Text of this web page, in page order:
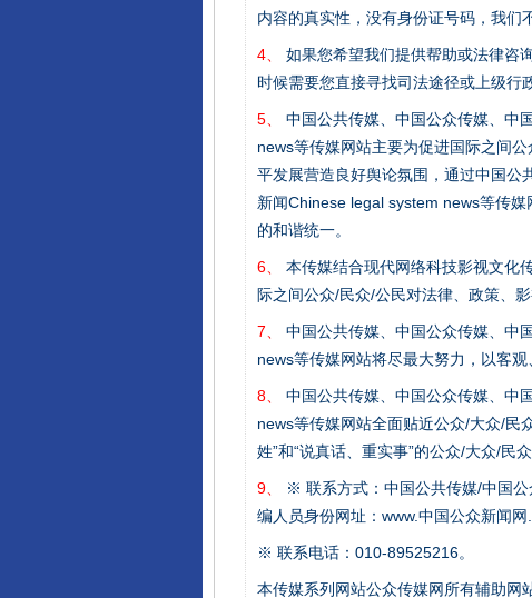
内容的真实性，没有身份证号码，我们
4、
如果您希望我们提供帮助或法律咨
时候需要您直接寻找司法途径或上级行
5、
中国公共传媒、中国公众传媒、中
news等传媒网站主要为促进国际之间
平发展营造良好舆论氛围，通过中国公
新闻Chinese legal system news等传
的和谐统一。
6、
本传媒结合现代网络科技影视文化
际之间公众/民众/公民对法律、政策、
7、
中国公共传媒、中国公众传媒、中
news等传媒网站将尽最大努力，以客
8、
中国公共传媒、中国公众传媒、中
news等传媒网站全面贴近公众/大众/民
姓”和“说真话、重实事”的公众/大众/民众
9、
※ 联系方式：中国公共传媒/中国
编人员身份网址：www.中国公众新闻网
※ 联系电话：010-89525216。
本传媒系列网站公众传媒网所有辅助网
完善运行机制助力责任有效落实
东山县通报“牛蛙产品抗生素超标问题”